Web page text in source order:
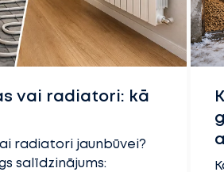
vai radiatori: kā
radiatori jaunbūvei?
salīdzinājums: